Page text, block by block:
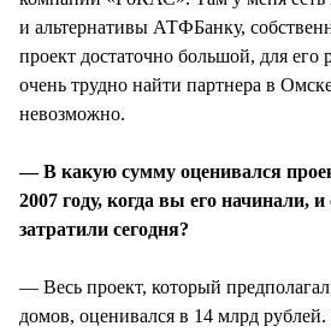
и альтернативы АТФБанку,
проект достаточно большой, для
очень трудно найти партнера в
невозможно.
— В какую сумму оценивался
2007 году, когда вы его начинали,
затратили сегодня?
— Весь проект, который предполагал
домов, оценивался в 14 млрд рублей.